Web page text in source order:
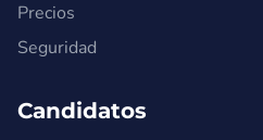
Precios
Seguridad
Candidatos